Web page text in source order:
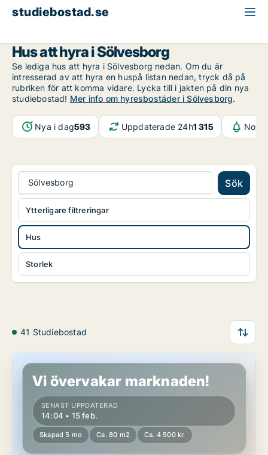
studiebostad.se
Hus att hyra i Sölvesborg
Se lediga hus att hyra i Sölvesborg nedan. Om du är
intresserad av att hyra en huspå listan nedan, tryck då på
rubriken för att komma vidare. Lycka till i jakten på din nya
studiebostad! Mer info om hyresbostäder i Sölvesborg.
Nya i dag593 Uppdaterade 24h1 315
Sölvesborg Sök
Hus
Storlek
Ytterligare filtreringar
41 Studiebostad
Hus i Sölvesborg
Vi övervakar marknaden!
SENAST UPPDATERAD
14:04 • 15 feb.
Skapad 5 mo Ca. 80 m2 Ca. 4 500 kr.